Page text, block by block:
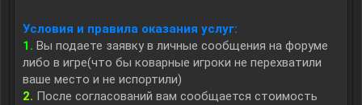
Условия и правила оказания услуг:
1. Вы подаете заявку в личные сообщения на форуме
либо в игре(что бы коварные игроки не перехватили
ваше место и не испортили)
2. После согласований вам сообщается стоимость